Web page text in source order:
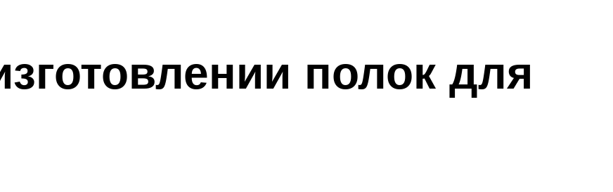
полок для